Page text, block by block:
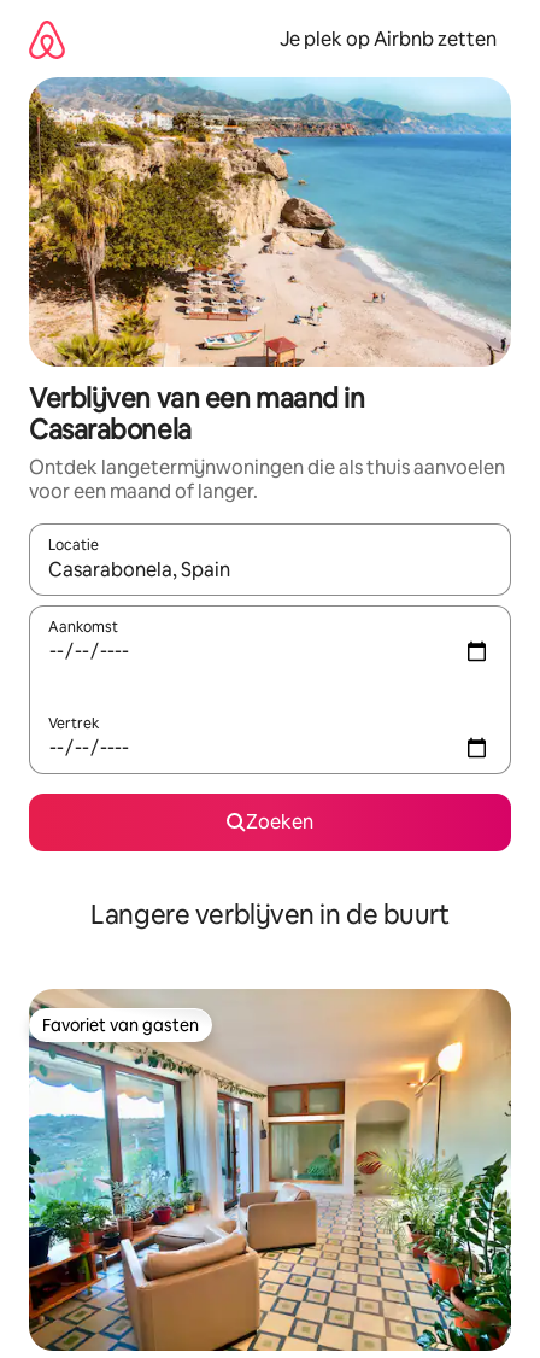
direct
naar
inhoud
Je plek op Airbnb zetten
Verblijven van een maand in
Casarabonela
Ontdek langetermijnwoningen die als thuis aanvoelen
voor een maand of langer.
Locatie
Wanneer er resultaten beschikbaar zijn, maak je een keuze
Aankomst
Vertrek
Zoeken
Langere verblijven in de buurt
Favoriet van gasten
Favoriet van gasten